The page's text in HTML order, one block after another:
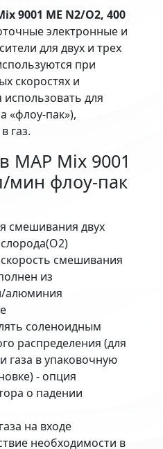
9001 ME N2/O2, 400
электронные и
для двух и трех
при
скоростях и
для
«флоу-пак»),
газ.
MAP Mix 9001
мин флоу-пак
смешивания двух
смешивания
из
алюминия
соленоидным
распределения (для
газа в упаковочную
- опция
о падении
на входе
необходимости в